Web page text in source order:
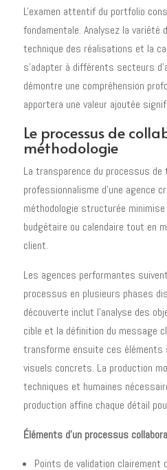
L'examen attentif du portfolio
fondamentale. Analysez la variété
technique des réalisations et la
s'adapter à différents secteurs
démontre une compréhension
apportera une valeur ajoutée
Le processus de
méthodologie
La transparence du processus de
professionnalisme d'une agence
méthodologie structurée
budgétaire ou calendaire tout en
client.
Les agences performantes
processus en plusieurs phases
découverte inclut l'analyse des
cible et la définition du message
transforme ensuite ces
visuels concrets. La production
techniques et humaines
production affine chaque détail
Éléments d'un processus
Points de validation clairement